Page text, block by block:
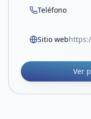
Teléfono
Sitio web
Ver